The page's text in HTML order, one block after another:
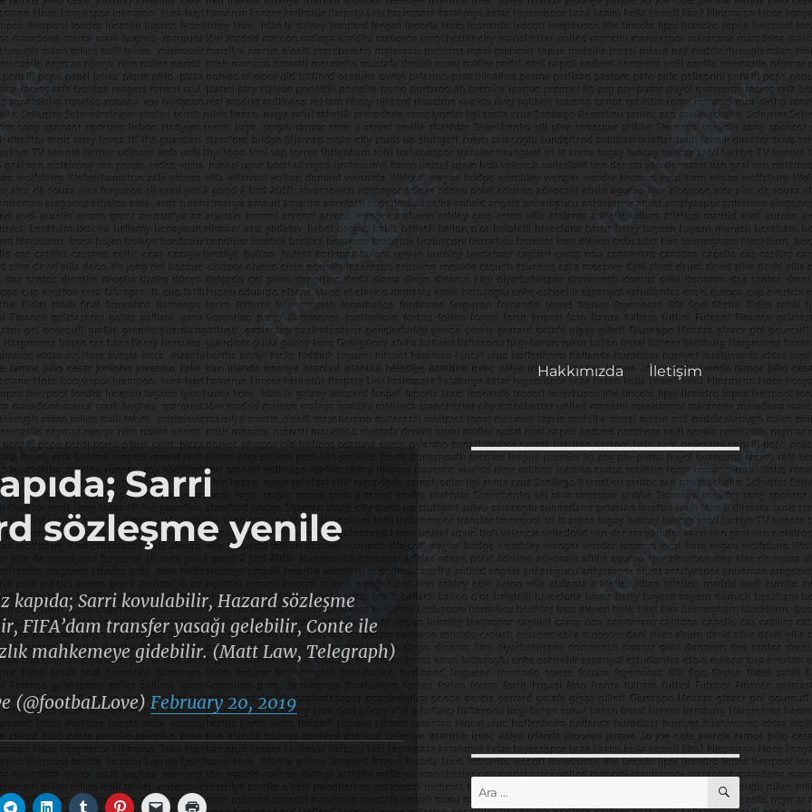
Hakkımızda İletişim
Sarri
sözleşme yenile
kapıda; Sarri kovulabilir, Hazard sözleşme
FIFA’dam transfer yasağı gelebilir, Conte ile
mahkemeye gidebilir. (Matt Law, Telegraph)
(@footbaLLove) February 20, 2019
Ara: ARA